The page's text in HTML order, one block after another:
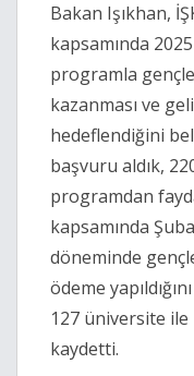
Bakan Işıkhan,
kapsamında
programla
kazanması ve
hedeflendiğini
başvuru aldık,
programdan
kapsamında
döneminde
ödeme
127 üniversite
kaydetti.